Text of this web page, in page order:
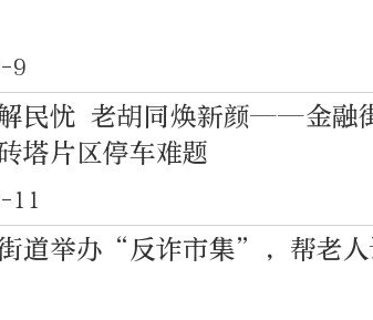
9
民忧 老胡同焕新颜——金融
塔片区停车难题
11
道举办“反诈市集”，帮老人